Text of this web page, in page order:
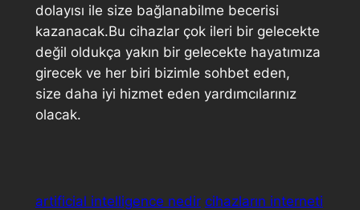
dolayısı ile size bağlanabilme becerisi
kazanacak.Bu cihazlar çok ileri bir gelecekte
değil oldukça yakın bir gelecekte hayatımıza
girecek ve her biri bizimle sohbet eden,
size daha iyi hizmet eden yardımcılarınız
olacak.
artificial intelligence nedir cihazların interneti